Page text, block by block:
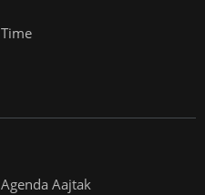
Time
Agenda Aajtak